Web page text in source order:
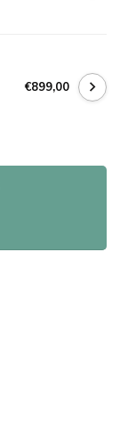
€899,00